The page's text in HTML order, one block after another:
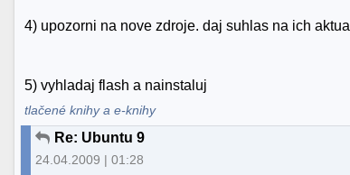
4) upozorni na nove zdroje. daj suhlas na ich
5) vyhladaj flash a nainstaluj
tlačené knihy a e-knihy
Re: Ubuntu 9
24.04.2009 | 01:28